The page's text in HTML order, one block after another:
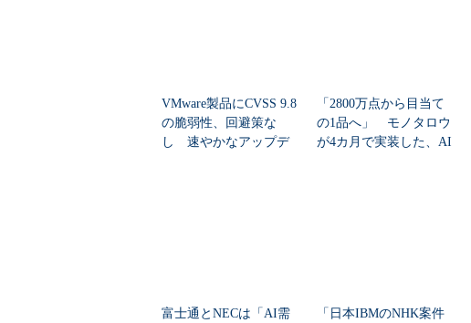
VMware製品にCVSS 9.8
の脆弱性、回避策な
し 速やかなアップデ
「2800万点から目当て
の1品へ」 モノタロウ
が4カ月で実装した、AI
富士通とNECは「AI需 「日本IBMのNHK案件